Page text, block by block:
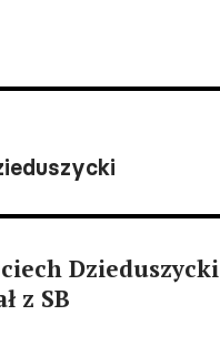
Dzieduszycki
z SB